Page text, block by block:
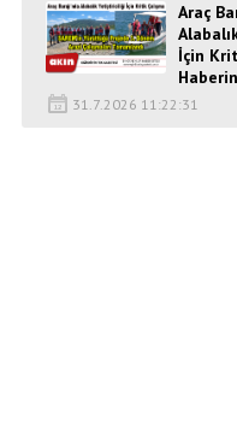
Araç
İçin
31.7.2026 11:22:31